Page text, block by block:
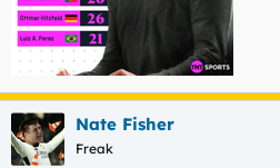
Nate Fisher
Freak